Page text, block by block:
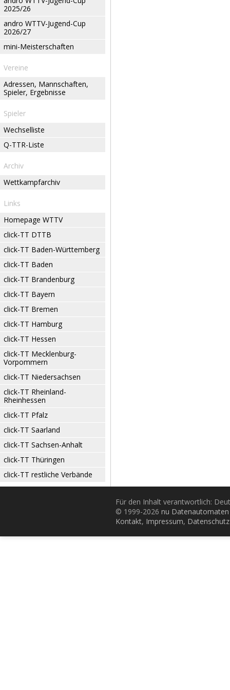
2025/26
andro WTTV-Jugend-Cup
2026/27
mini-Meisterschaften
Vereine
Adressen, Mannschaften,
Spieler, Ergebnisse
Spieler
Wechselliste
Q-TTR-Liste
Archiv
Wettkampfarchiv
Links
Homepage WTTV
click-TT DTTB
click-TT Baden-Württemberg
click-TT Baden
click-TT Brandenburg
click-TT Bayern
click-TT Bremen
click-TT Hamburg
click-TT Hessen
click-TT Mecklenburg-
Vorpommern
click-TT Niedersachsen
click-TT Rheinland-
Rheinhessen
click-TT Pfalz
click-TT Saarland
click-TT Sachsen-Anhalt
click-TT Thüringen
click-TT restliche Verbände
Für den Inhalt verantwortlich:
© 1999-2026 nu
Kontakt, Impressum, Datenschutz